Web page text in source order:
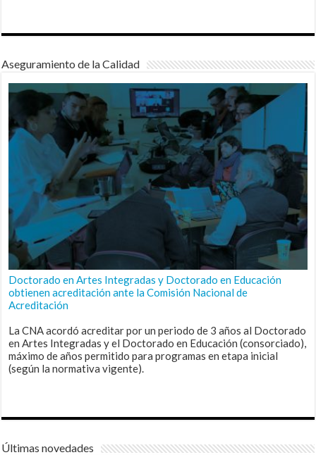
Aseguramiento de la Calidad
Doctorado en Artes Integradas y Doctorado en Educación
obtienen acreditación ante la Comisión Nacional de
Acreditación
La CNA acordó acreditar por un periodo de 3 años al Doctorado
en Artes Integradas y el Doctorado en Educación (consorciado),
máximo de años permitido para programas en etapa inicial
(según la normativa vigente).
Últimas novedades